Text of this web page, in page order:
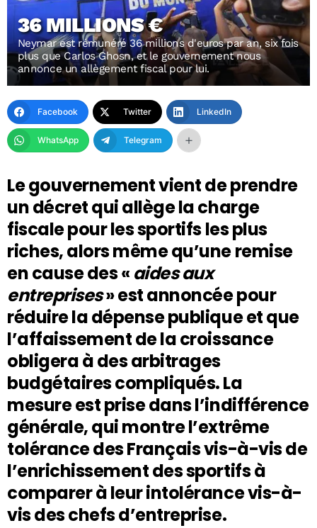
36 MILLIONS €
Neymar est rémunéré 36 millions d'euros par an, six fois
plus que Carlos Ghosn, et le gouvernement nous
annonce un allègement fiscal pour lui.
Facebook Twitter LinkedIn
WhatsApp Telegram
Le gouvernement vient de prendre
un décret qui allège la charge
fiscale pour les sportifs les plus
riches, alors même qu’une remise
en cause des « aides aux
entreprises» est annoncée pour
réduire la dépense publique et que
l’affaissement de la croissance
obligera à des arbitrages
budgétaires compliqués. La
mesure est prise dans l’indifférence
générale, qui montre l’extrême
tolérance des Français vis-à-vis de
l’enrichissement des sportifs à
comparer à leur intolérance vis-à-
vis des chefs d’entreprise.